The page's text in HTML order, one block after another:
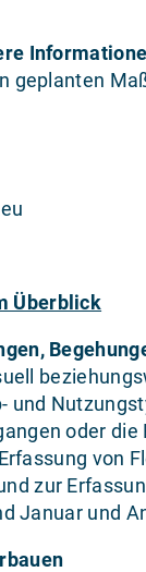
geplanten
Überblick
und
oder
von
zur
Januar und